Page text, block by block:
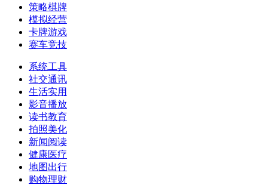
策略棋牌
模拟经营
卡牌游戏
赛车竞技
系统工具
社交通讯
生活实用
影音播放
读书教育
拍照美化
新闻阅读
健康医疗
地图出行
购物理财